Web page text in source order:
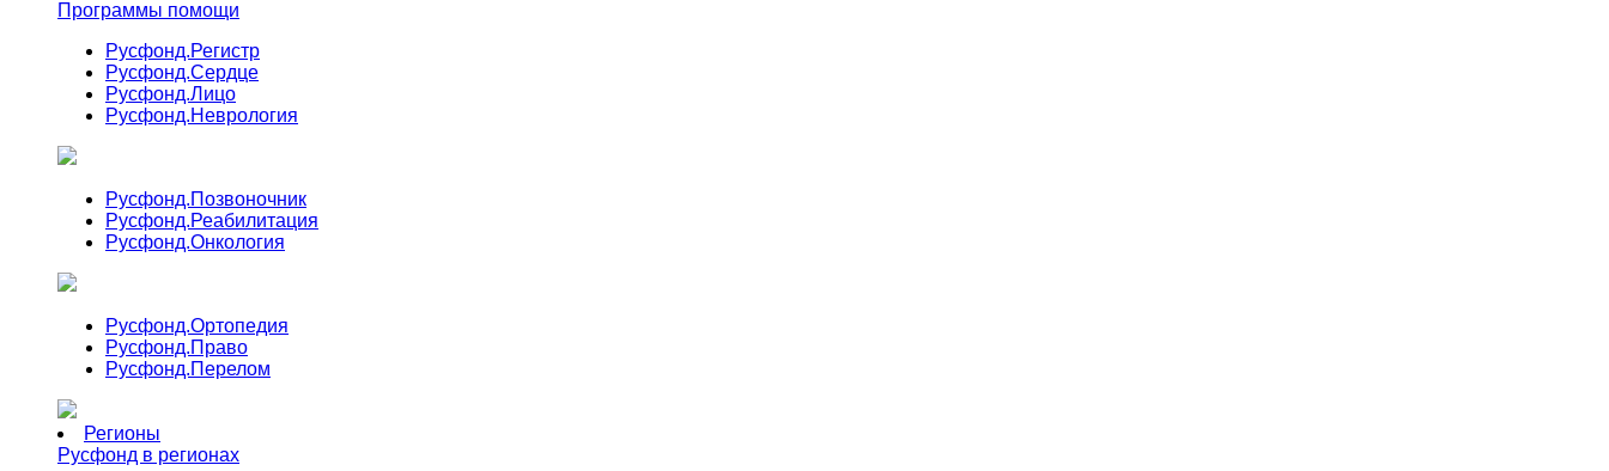
Программы помощи
Русфонд.Регистр
Русфонд.Сердце
Русфонд.Лицо
Русфонд.Неврология
Русфонд.Позвоночник
Русфонд.Реабилитация
Русфонд.Онкология
Русфонд.Ортопедия
Русфонд.Право
Русфонд.Перелом
Регионы
Русфонд в регионах